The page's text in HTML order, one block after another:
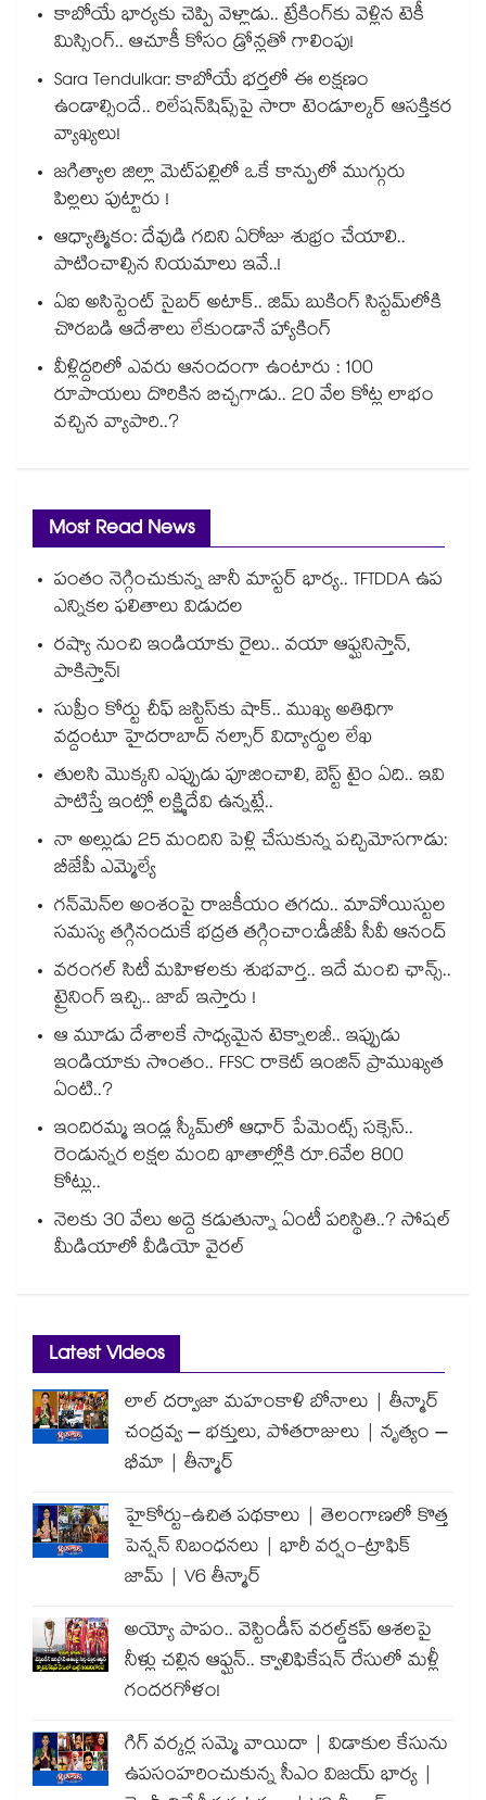
కాబోయే భార్యకు చెప్పి వెళ్లాడు.. ట్రేకింగ్‌కు వెళ్లిన టెకీ
మిస్సింగ్.. ఆచూకీ కోసం డ్రోన్లతో గాలింపు!
Sara Tendulkar: కాబోయే భర్తలో ఈ లక్షణం
ఉండాల్సిందే.. రిలేషన్‌షిప్స్‌పై సారా టెండూల్కర్ ఆసక్తికర
వ్యాఖ్యలు!
జగిత్యాల జిల్లా మెట్‌పల్లిలో ఒకే కాన్పులో ముగ్గురు
పిల్లలు పుట్టారు !
ఆధ్యాత్మికం: దేవుడి గదిని ఏరోజు శుభ్రం చేయాలి..
పాటించాల్సిన నియమాలు ఇవే..!
ఏఐ అసిస్టెంట్ సైబర్ అటాక్.. జిమ్ బుకింగ్ సిస్టమ్‌లోకి
చొరబడి ఆదేశాలు లేకుండానే హ్యాకింగ్
వీళ్లిద్దరిలో ఎవరు ఆనందంగా ఉంటారు : 100
రూపాయలు దొరికిన బిచ్చగాడు.. 20 వేల కోట్ల లాభం
వచ్చిన వ్యాపారి..?
Most Read News
పంతం నెగ్గించుకున్న జానీ మాస్టర్ భార్య.. TFTDDA ఉప
ఎన్నికల ఫలితాలు విడుదల
రష్యా నుంచి ఇండియాకు రైలు.. వయా ఆఫ్ఘనిస్తాన్,
పాకిస్తాన్!
సుప్రీం కోర్టు చీఫ్ జస్టిస్⁭కు షాక్.. ముఖ్య అతిథిగా
వద్దంటూ హైదరాబాద్ నల్సార్ విద్యార్థుల లేఖ
తులసి మొక్కని ఎప్పుడు పూజించాలి, బెస్ట్ టైం ఏది.. ఇవి
పాటిస్తే ఇంట్లో లక్ష్మిదేవి ఉన్నట్లే..
నా అల్లుడు 25 మందిని పెళ్లి చేసుకున్న పచ్చిమోసగాడు:
బీజేపీ ఎమ్మెల్యే
గన్⁭మెన్⁭ల అంశంపై రాజకీయం తగదు.. మావోయిస్టుల
సమస్య తగ్గినందుకే భద్రత తగ్గించాం:డీజీపీ సీవీ ఆనంద్
వరంగల్ సిటీ మహిళలకు శుభవార్త.. ఇదే మంచి ఛాన్స్..
ట్రైనింగ్ ఇచ్చి.. జాబ్ ఇస్తారు !
ఆ మూడు దేశాలకే సాధ్యమైన టెక్నాలజీ.. ఇప్పుడు
ఇండియాకు సొంతం.. FFSC రాకెట్ ఇంజిన్ ప్రాముఖ్యత
ఏంటి..?
ఇందిరమ్మ ఇండ్ల స్కీమ్‌‌‌‌‌‌‌‌లో ఆధార్ పేమెంట్స్ సక్సెస్..
రెండున్నర లక్షల మంది ఖాతాల్లోకి రూ.6వేల 800
కోట్లు..
నెలకు 30 వేలు అద్దె కడుతున్నా ఏంటీ పరిస్థితి..? సోషల్
మీడియాలో వీడియో వైరల్
Latest Videos
లాల్ దర్వాజా మహంకాళి బోనాలు | తీన్మార్
చంద్రవ్వ – భక్తులు, పోతరాజులు | నృత్యం –
భీమా | తీన్మార్
హైకోర్టు-ఉచిత పథకాలు | తెలంగాణలో కొత్త
పెన్షన్ నిబంధనలు | భారీ వర్షం-ట్రాఫిక్
జామ్ | V6 తీన్మార్
అయ్యో పాపం.. వెస్టిండీస్ వరల్డ్‌కప్ ఆశలపై
నీళ్లు చల్లిన ఆఫ్ఘన్.. క్వాలిఫికేషన్ రేసులో మళ్లీ
గందరగోళం!
గిగ్ వర్కర్ల సమ్మె వాయిదా | విడాకుల కేసును
ఉపసంహరించుకున్న సీఎం విజయ్ భార్య |